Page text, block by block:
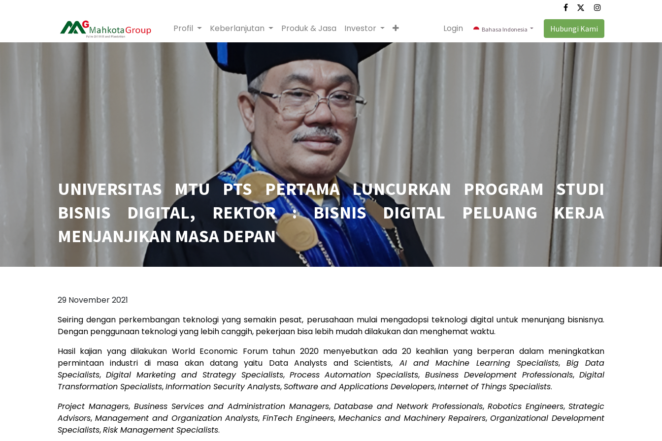
Profil Keberlanjutan Produk & Jasa Investor Login Bahasa Indonesia Hubungi Kami
UNIVERSITAS MTU PTS PERTAMA LUNCURKAN PROGRAM STUDI
BISNIS DIGITAL, REKTOR : BISNIS DIGITAL PELUANG KERJA
MENJANJIKAN MASA DEPAN
29 November 2021
Seiring dengan perkembangan teknologi yang semakin pesat, perusahaan mulai mengadopsi teknologi digital untuk menunjang bisnisnya.
Dengan penggunaan teknologi yang lebih canggih, pekerjaan bisa lebih mudah dilakukan dan menghemat waktu.
Hasil kajian yang dilakukan World Economic Forum tahun 2020 menyebutkan ada 20 keahlian yang berperan dalam meningkatkan
permintaan industri di masa akan datang yaitu Data Analysts and Scientists, AI and Machine Learning Specialists, Big Data
Specialists, Digital Marketing and Strategy Specialists, Process Automation Specialists, Business Development Professionals,Digital
Transformation Specialists,Information Security Analysts,Software and Applications Developers,Internet of Things Specialists.
Project Managers,Business Services and Administration Managers,Database and Network Professionals,Robotics Engineers,Strategic
Advisors, Management and Organization Analysts,FinTech Engineers, Mechanics and Machinery Repairers,Organizational Development
Specialists,Risk Management Specialists.